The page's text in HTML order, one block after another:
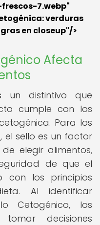
7.webp"
verduras
en closeup"/>
Afecta
un distintivo que
cumple con los
Para los
el sello es un factor
elegir alimentos,
de que el
con los principios
Al identificar
Cetogénico, los
tomar decisiones